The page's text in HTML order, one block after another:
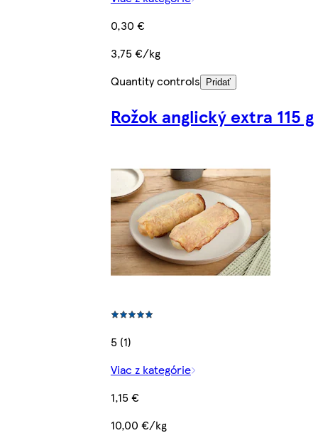
0,30 €
3,75 €/kg
Quantity controls
Pridať
Rožok anglický extra 115 g
5 (1)
Viac z kategórie
1,15 €
10,00 €/kg